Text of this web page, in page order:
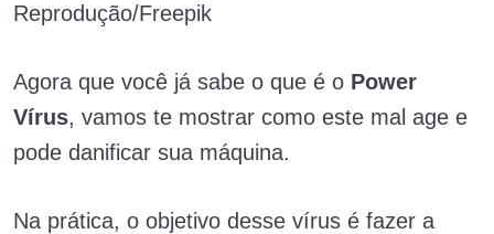
Reprodução/Freepik
Agora que você já sabe o que é o Power
Vírus, vamos te mostrar como este mal age e
pode danificar sua máquina.
Na prática, o objetivo desse vírus é fazer a